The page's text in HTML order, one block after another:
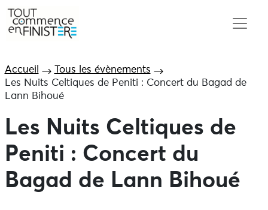
Accueil
Tous les évènements
Les Nuits Celtiques de Peniti : Concert du Bagad de
Lann Bihoué
Les Nuits Celtiques de
Peniti : Concert du
Bagad de Lann Bihoué